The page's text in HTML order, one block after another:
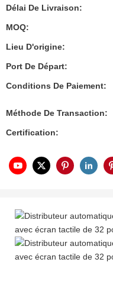
Délai De Livraison:
MOQ:
Lieu D'origine:
Port De Départ:
Conditions De Paiement:
Méthode De Transaction:
Certification: